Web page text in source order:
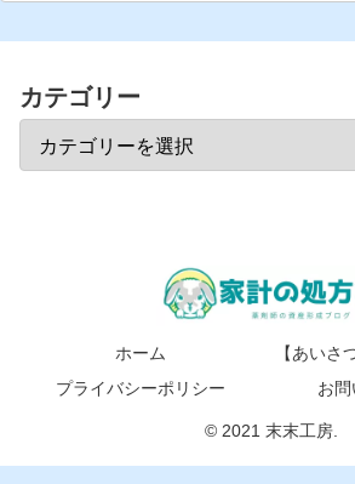
カテゴリー
ホーム
【あいさ
プライバシーポリシー
お
© 2021 末末工房.